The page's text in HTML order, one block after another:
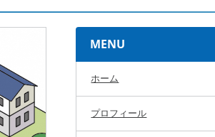
MENU
ホーム
プロフィール